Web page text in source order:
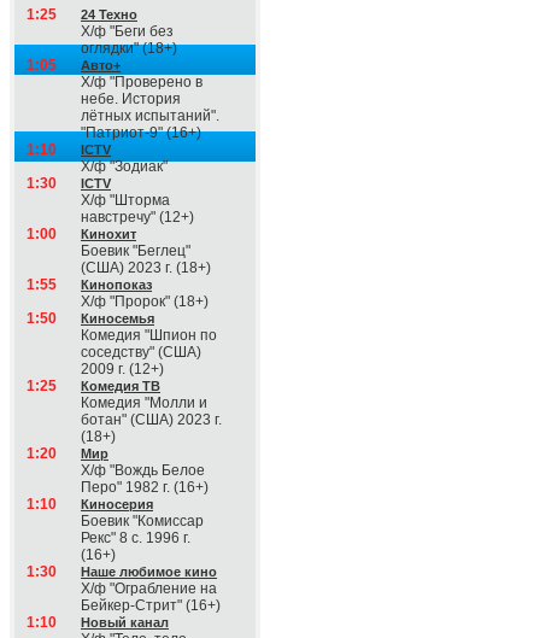
1:25 24 Техно
Х/ф "Беги без
оглядки" (18+)
1:05
Авто+
Х/ф "Проверено в
небе. История
лётных испытаний".
"Патриот-9" (16+)
1:10
ICTV
Х/ф "Зодиак"
1:30
ICTV
Х/ф "Шторма
навстречу" (12+)
1:00
Кинохит
Боевик "Беглец"
(США) 2023 г. (18+)
1:55
Кинопоказ
Х/ф "Пророк" (18+)
1:50
Киносемья
Комедия "Шпион по
соседству" (США)
2009 г. (12+)
1:25
Комедия ТВ
Комедия "Молли и
ботан" (США) 2023 г.
(18+)
1:20
Мир
Х/ф "Вождь Белое
Перо" 1982 г. (16+)
1:10
Киносерия
Боевик "Комиссар
Рекс" 8 с. 1996 г.
(16+)
1:30
Наше любимое кино
Х/ф "Ограбление на
Бейкер-Стрит" (16+)
1:10
Новый канал